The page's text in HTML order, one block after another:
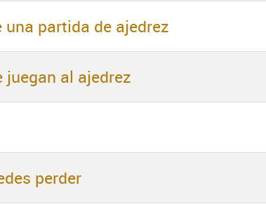
una partida de ajedrez
al ajedrez
perder